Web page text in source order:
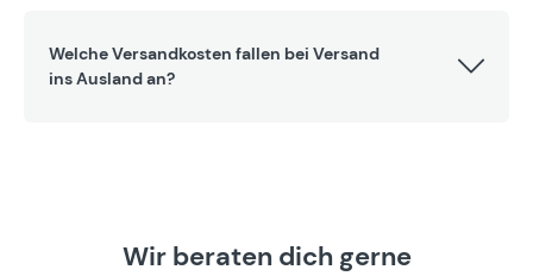
Welche Versandkosten fallen bei Versand
ins Ausland an?
Wir beraten dich gerne